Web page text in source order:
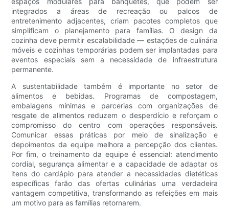
integrados a áreas de recreação ou palcos de
entretenimento adjacentes, criam pacotes completos que
simplificam o planejamento para famílias. O design da
cozinha deve permitir escalabilidade — estações de culinária
móveis e cozinhas temporárias podem ser implantadas para
eventos especiais sem a necessidade de infraestrutura
permanente.
A sustentabilidade também é importante no setor de
alimentos e bebidas. Programas de compostagem,
embalagens mínimas e parcerias com organizações de
resgate de alimentos reduzem o desperdício e reforçam o
compromisso do centro com operações responsáveis.
Comunicar essas práticas por meio de sinalização e
depoimentos da equipe melhora a percepção dos clientes.
Por fim, o treinamento da equipe é essencial: atendimento
cordial, segurança alimentar e a capacidade de adaptar os
itens do cardápio para atender a necessidades dietéticas
específicas farão das ofertas culinárias uma verdadeira
vantagem competitiva, transformando as refeições em mais
um motivo para as famílias retornarem.